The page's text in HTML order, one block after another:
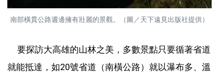
南部橫貫公路週邊擁有壯麗的景觀。（圖／天下遠見出版社提供）
要探訪大高雄的山林之美，多數景點只要循著省道
就能抵達，如20號省道（南橫公路）就以瀑布多、溫